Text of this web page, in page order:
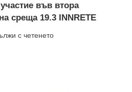
във втора
среща 19.3 INNRETE
с четенето